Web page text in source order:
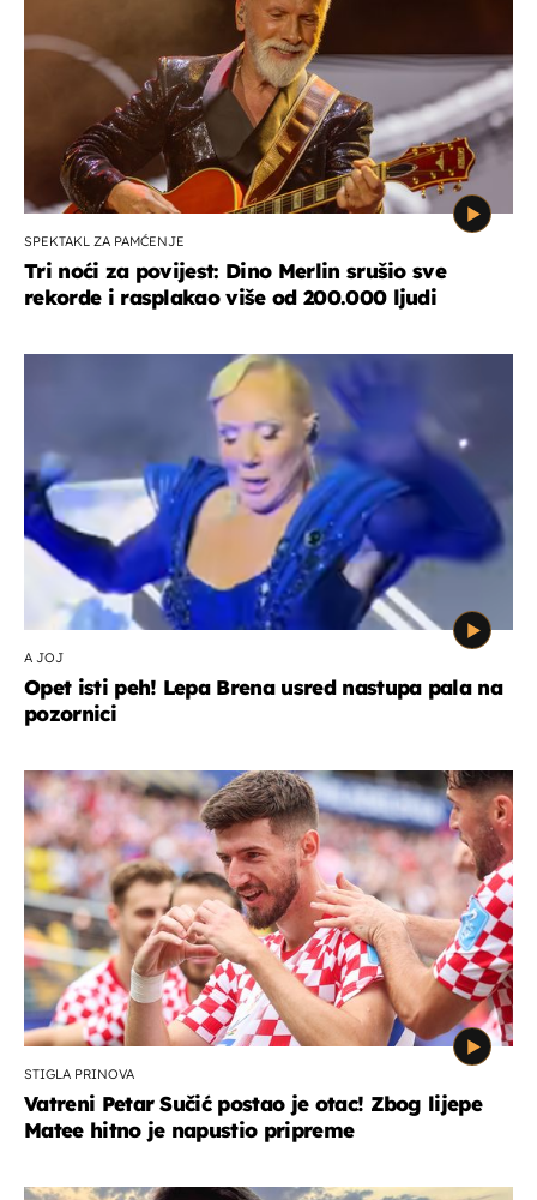
SPEKTAKL ZA PAMĆENJE
Tri noći za povijest: Dino Merlin srušio sve
rekorde i rasplakao više od 200.000 ljudi
A JOJ
Opet isti peh! Lepa Brena usred nastupa pala na
pozornici
STIGLA PRINOVA
Vatreni Petar Sučić postao je otac! Zbog lijepe
Matee hitno je napustio pripreme